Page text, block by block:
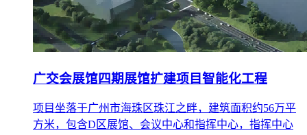
广交会展馆四期展馆扩建项目智能化工程
项目坐落于广州市海珠区珠江之畔，建筑面积约56万平
方米，包含D区展馆、会议中心和指挥中心，指挥中心